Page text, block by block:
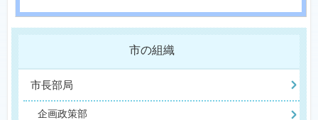
市の組織
市長部局
企画政策部